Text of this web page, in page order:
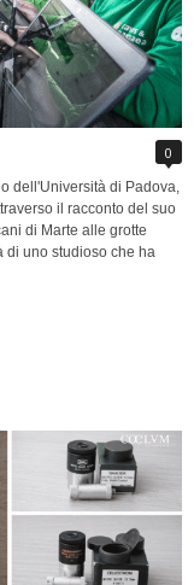
0
dell'Università di Padova,
il racconto del suo
di Marte alle grotte
di uno studioso che ha